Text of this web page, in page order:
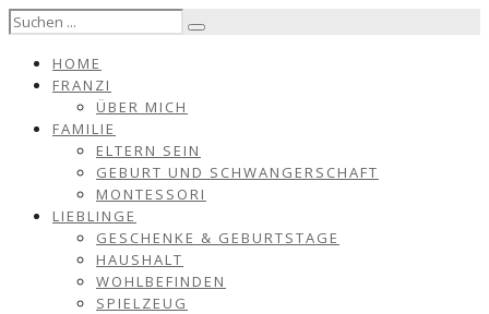
HOME
FRANZI
ÜBER MICH
FAMILIE
ELTERN SEIN
GEBURT UND SCHWANGERSCHAFT
MONTESSORI
LIEBLINGE
GESCHENKE & GEBURTSTAGE
HAUSHALT
WOHLBEFINDEN
SPIELZEUG